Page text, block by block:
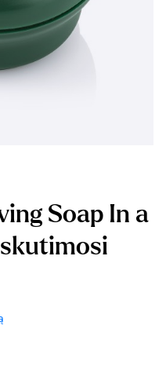
Soap In a